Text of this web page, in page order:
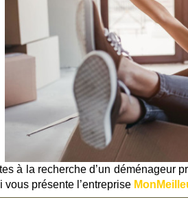
à la recherche d’un déménageur
vous présente l’entreprise